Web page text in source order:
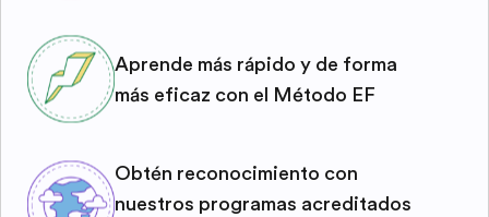
Aprende más rápido y de forma
más eficaz con el Método EF
Obtén reconocimiento con
nuestros programas acreditados